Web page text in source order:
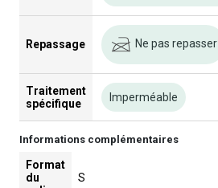
Repassage Ne pas repasser
Traitement
spécifique
Imperméable
Informations complémentaires
Format
du
S